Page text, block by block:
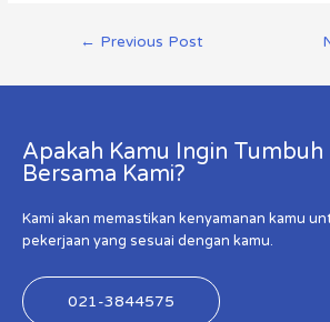
← Previous Post
Apakah Kamu Ingin Tumbuh
Bersama Kami?
Kami akan memastikan kenyamanan kamu
pekerjaan yang sesuai dengan kamu.
021-3844575